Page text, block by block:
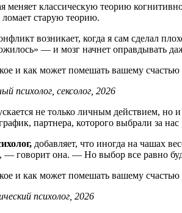
меняет классическую теорию
ломает старую теорию.
возникает, когда я сам сделал
— и мозг начнет оправдывать
психолог, сексолог, 2026
не только личным действием,
партнера, которого выбрали за
добавляет, что иногда на чашах
— говорит она. — Но выбор все равно
психолог, 2026